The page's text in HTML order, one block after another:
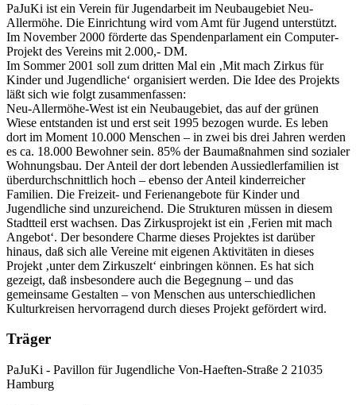
PaJuKi ist ein Verein für Jugendarbeit im Neubaugebiet Neu-
Allermöhe. Die Einrichtung wird vom Amt für Jugend unterstützt.
Im November 2000 förderte das Spendenparlament ein Computer-
Projekt des Vereins mit 2.000,- DM.
Im Sommer 2001 soll zum dritten Mal ein ‚Mit mach Zirkus für
Kinder und Jugendliche‘ organisiert werden. Die Idee des Projekts
läßt sich wie folgt zusammenfassen:
Neu-Allermöhe-West ist ein Neubaugebiet, das auf der grünen
Wiese entstanden ist und erst seit 1995 bezogen wurde. Es leben
dort im Moment 10.000 Menschen – in zwei bis drei Jahren werden
es ca. 18.000 Bewohner sein. 85% der Baumaßnahmen sind sozialer
Wohnungsbau. Der Anteil der dort lebenden Aussiedlerfamilien ist
überdurchschnittlich hoch – ebenso der Anteil kinderreicher
Familien. Die Freizeit- und Ferienangebote für Kinder und
Jugendliche sind unzureichend. Die Strukturen müssen in diesem
Stadtteil erst wachsen. Das Zirkusprojekt ist ein ‚Ferien mit mach
Angebot‘. Der besondere Charme dieses Projektes ist darüber
hinaus, daß sich alle Vereine mit eigenen Aktivitäten in dieses
Projekt ‚unter dem Zirkuszelt‘ einbringen können. Es hat sich
gezeigt, daß insbesondere auch die Begegnung – und das
gemeinsame Gestalten – von Menschen aus unterschiedlichen
Kulturkreisen hervorragend durch dieses Projekt gefördert wird.
Träger
PaJuKi - Pavillon für Jugendliche Von-Haeften-Straße 2 21035
Hamburg